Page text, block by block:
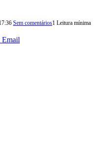
Sem comentários1 Leitura mínima
Email